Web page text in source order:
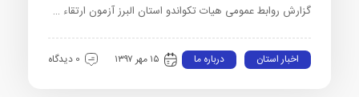
گزارش روابط عمومی هیات تکواندو استان البرز آزمون ارتقاء …
اخبار استان درباره ما ۱۵ مهر ۱۳۹۷ 0 دیدگاه